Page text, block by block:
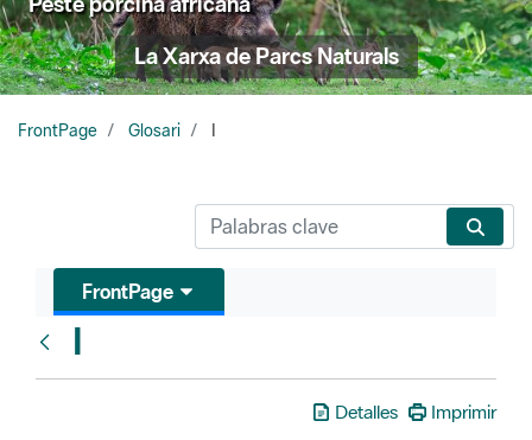
La Xarxa de Parcs Naturals
FrontPage Glosari
FrontPage
I
Detalles Imprimir